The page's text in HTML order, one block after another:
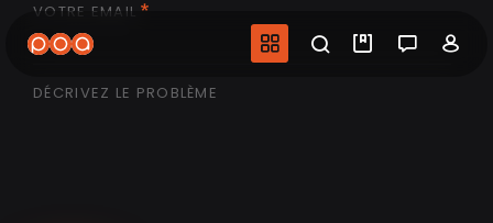
au
contenu
Navigation
Recherche
Mes
VOTRE EMAIL
DÉCRIVEZ LE PROBLÈME